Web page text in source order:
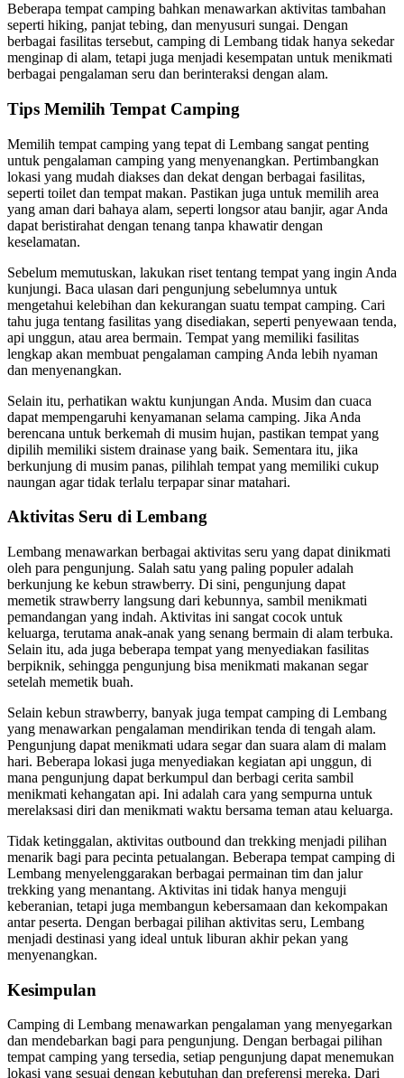
Beberapa tempat camping bahkan menawarkan aktivitas tambahan
seperti hiking, panjat tebing, dan menyusuri sungai. Dengan
berbagai fasilitas tersebut, camping di Lembang tidak hanya sekedar
menginap di alam, tetapi juga menjadi kesempatan untuk menikmati
berbagai pengalaman seru dan berinteraksi dengan alam.
Tips Memilih Tempat Camping
Memilih tempat camping yang tepat di Lembang sangat penting
untuk pengalaman camping yang menyenangkan. Pertimbangkan
lokasi yang mudah diakses dan dekat dengan berbagai fasilitas,
seperti toilet dan tempat makan. Pastikan juga untuk memilih area
yang aman dari bahaya alam, seperti longsor atau banjir, agar Anda
dapat beristirahat dengan tenang tanpa khawatir dengan
keselamatan.
Sebelum memutuskan, lakukan riset tentang tempat yang ingin Anda
kunjungi. Baca ulasan dari pengunjung sebelumnya untuk
mengetahui kelebihan dan kekurangan suatu tempat camping. Cari
tahu juga tentang fasilitas yang disediakan, seperti penyewaan tenda,
api unggun, atau area bermain. Tempat yang memiliki fasilitas
lengkap akan membuat pengalaman camping Anda lebih nyaman
dan menyenangkan.
Selain itu, perhatikan waktu kunjungan Anda. Musim dan cuaca
dapat mempengaruhi kenyamanan selama camping. Jika Anda
berencana untuk berkemah di musim hujan, pastikan tempat yang
dipilih memiliki sistem drainase yang baik. Sementara itu, jika
berkunjung di musim panas, pilihlah tempat yang memiliki cukup
naungan agar tidak terlalu terpapar sinar matahari.
Aktivitas Seru di Lembang
Lembang menawarkan berbagai aktivitas seru yang dapat dinikmati
oleh para pengunjung. Salah satu yang paling populer adalah
berkunjung ke kebun strawberry. Di sini, pengunjung dapat
memetik strawberry langsung dari kebunnya, sambil menikmati
pemandangan yang indah. Aktivitas ini sangat cocok untuk
keluarga, terutama anak-anak yang senang bermain di alam terbuka.
Selain itu, ada juga beberapa tempat yang menyediakan fasilitas
berpiknik, sehingga pengunjung bisa menikmati makanan segar
setelah memetik buah.
Selain kebun strawberry, banyak juga tempat camping di Lembang
yang menawarkan pengalaman mendirikan tenda di tengah alam.
Pengunjung dapat menikmati udara segar dan suara alam di malam
hari. Beberapa lokasi juga menyediakan kegiatan api unggun, di
mana pengunjung dapat berkumpul dan berbagi cerita sambil
menikmati kehangatan api. Ini adalah cara yang sempurna untuk
merelaksasi diri dan menikmati waktu bersama teman atau keluarga.
Tidak ketinggalan, aktivitas outbound dan trekking menjadi pilihan
menarik bagi para pecinta petualangan. Beberapa tempat camping di
Lembang menyelenggarakan berbagai permainan tim dan jalur
trekking yang menantang. Aktivitas ini tidak hanya menguji
keberanian, tetapi juga membangun kebersamaan dan kekompakan
antar peserta. Dengan berbagai pilihan aktivitas seru, Lembang
menjadi destinasi yang ideal untuk liburan akhir pekan yang
menyenangkan.
Kesimpulan
Camping di Lembang menawarkan pengalaman yang menyegarkan
dan mendebarkan bagi para pengunjung. Dengan berbagai pilihan
tempat camping yang tersedia, setiap pengunjung dapat menemukan
lokasi yang sesuai dengan kebutuhan dan preferensi mereka. Dari